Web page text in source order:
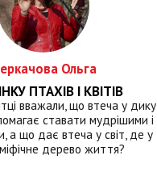
Ольга
ПТАХІВ І КВІТІВ
вважали, що втеча у дику
ставати мудрішими і
а що дає втеча у світ, де у
дерево життя?